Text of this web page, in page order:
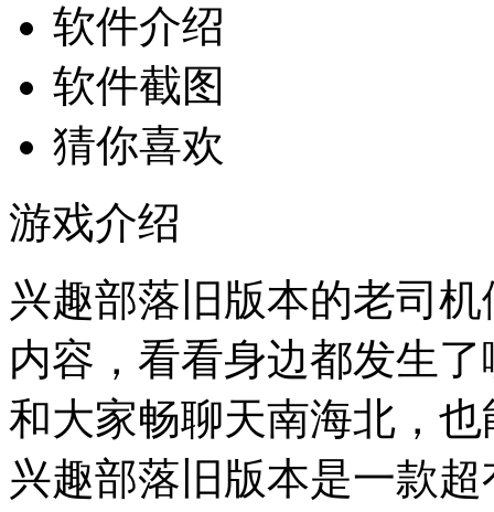
软件介绍
软件截图
猜你喜欢
游戏介绍
兴趣部落旧版本的老司
内容，看看身边都发生
和大家畅聊天南海北，
兴趣部落旧版本是一款